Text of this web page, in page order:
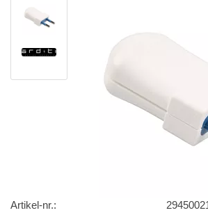
Artikel-nr.: